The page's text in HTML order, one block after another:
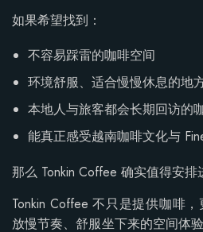
如果希望找到：
不容易踩雷的咖啡空间
环境舒服、适合慢慢休息的地
本地人与旅客都会长期回访的
能真正感受越南咖啡文化与
那么 Tonkin Coffee 确实值得安排
Tonkin Coffee 不只是提供咖啡
放慢节奏、舒服坐下来的空间体